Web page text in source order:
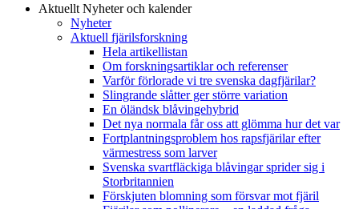
Aktuellt Nyheter och kalender
Nyheter
Aktuell fjärilsforskning
Hela artikellistan
Om forskningsartiklar och referenser
Varför förlorade vi tre svenska dagfjärilar?
Slingrande slåtter ger större variation
En öländsk blåvingehybrid
Det nya normala får oss att glömma hur det var
Fortplantningsproblem hos rapsfjärilar efter
värmestress som larver
Svenska svartfläckiga blåvingar sprider sig i
Storbritannien
Förskjuten blomning som försvar mot fjäril